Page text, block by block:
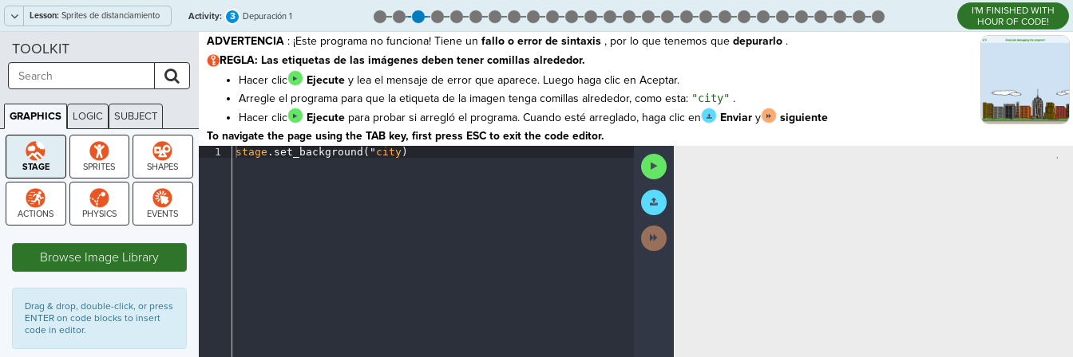
Lesson: Sprites de distanciamiento
Activity: 3 Depuración 1
I'M FINISHED WITH
HOUR OF CODE!
ADVERTENCIA: ¡Este programa no funciona! Tiene un fallo o error de sintaxis, por lo que tenemos que depurarlo.
REGLA: Las etiquetas de las imágenes deben tener comillas alrededor.
Hacer clic
Ejecutey lea el mensaje de error que aparece. Luego haga clic en Aceptar.
Arregle el programa para que la etiqueta de la imagen tenga comillas alrededor, como esta: "city" .
Hacer clic
Ejecutepara probar si arregló el programa. Cuando esté arreglado, haga clic en Enviary
siguiente
To navigate the page using the TAB key, first press ESC to exit the code editor.
1 stage . set_background( " city)
Run
Code
Submit
Work
Next
Activity
,
TOOLKIT
GRAPHICS LOGIC SUBJECT
GRAPHICS
Browse Image Library
Drag & drop, double-click, or press
ENTER on code blocks to insert
code in editor.